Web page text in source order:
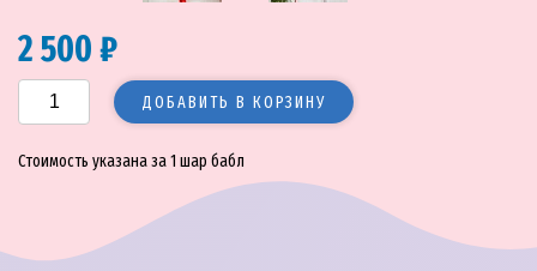
2 500 ₽
ДОБАВИТЬ В КОРЗИНУ
Стоимость указана за 1 шар бабл